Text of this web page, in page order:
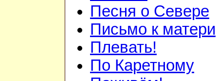
Песня о Севере
Письмо к матери
Плевать!
По Каретному